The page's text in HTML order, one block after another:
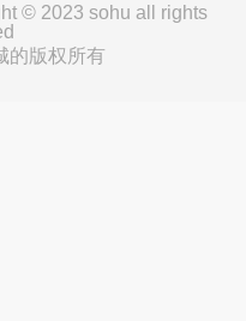
© 2023 sohu all rights
的版权所有